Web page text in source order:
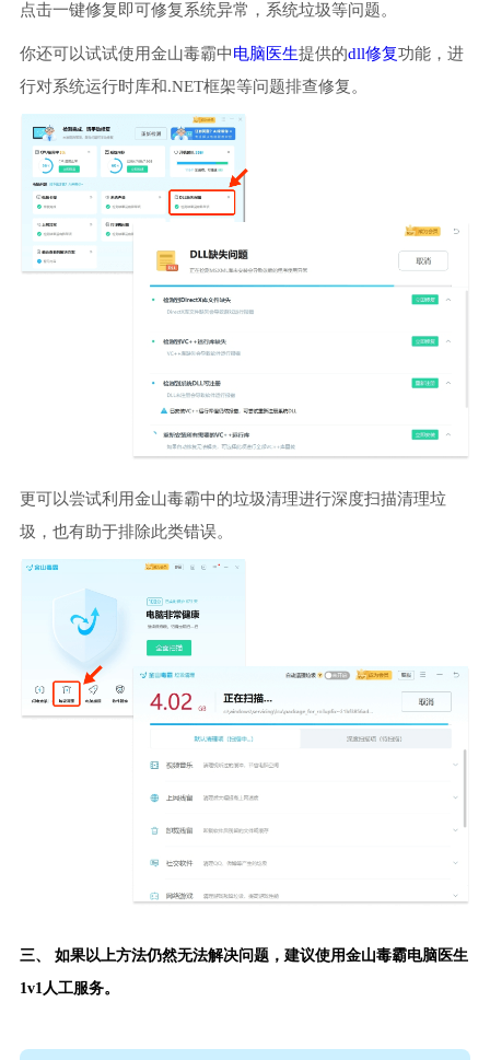
点击一键修复即可修复系统异常，系统垃圾等问题。
你还可以试试使用金山毒霸中电脑医生提供的dll修复功能，进
行对系统运行时库和.NET框架等问题排查修复。
更可以尝试利用金山毒霸中的垃圾清理进行深度扫描清理垃
圾，也有助于排除此类错误。
三、 如果以上方法仍然无法解决问题，建议使用金山毒霸电脑医生
1v1人工服务。